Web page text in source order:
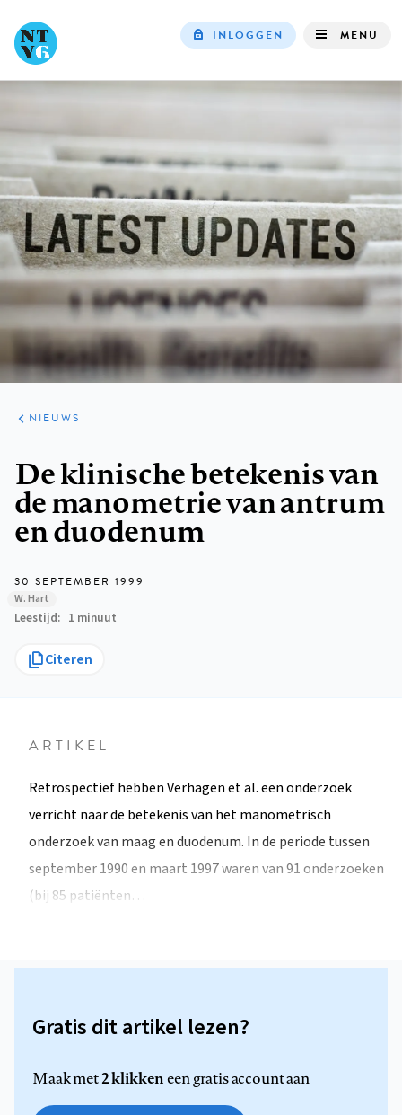
navigation
INLOGGEN MENU
ARTIKELEN
HET
KORT
NIEUWS
De klinische betekenis van
de manometrie van antrum
en duodenum
30 SEPTEMBER 1999
W. Hart
Leestijd 1 minuut
Citeren
ARTIKEL
Retrospectief hebben Verhagen et al. een onderzoek
verricht naar de betekenis van het manometrisch
onderzoek van maag en duodenum. In de periode tussen
september 1990 en maart 1997 waren van 91 onderzoeken
(bij 85 patiënten…
Gratis dit artikel lezen?
Maak met2 klikkeneen gratis account aan